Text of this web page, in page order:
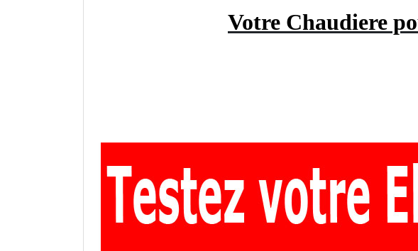
Votre Chaudiere